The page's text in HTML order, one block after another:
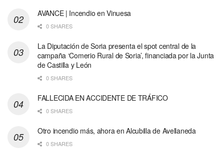
AVANCE | Incendio en Vinuesa
0 SHARES
La Diputación de Soria presenta el spot central de la
campaña ‘Comerio Rural de Soria’, financiada por la Junta
de Castilla y León
0 SHARES
FALLECIDA EN ACCIDENTE DE TRÁFICO
0 SHARES
Otro incendio más, ahora en Alcubilla de Avellaneda
0 SHARES